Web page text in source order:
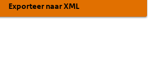
Exporteer naar XML